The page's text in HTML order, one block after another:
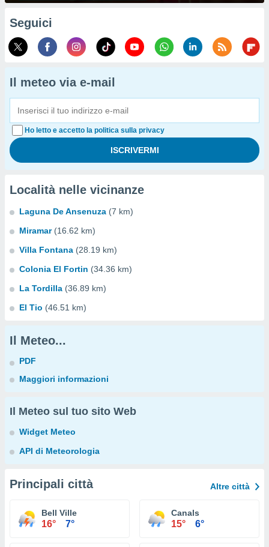
Seguici
Il meteo via e-mail
Ho letto e accetto la politica sulla privacy
Località nelle vicinanze
Laguna De Ansenuza (7 km)
Miramar (16.62 km)
Villa Fontana (28.19 km)
Colonia El Fortin (34.36 km)
La Tordilla (36.89 km)
El Tio (46.51 km)
Il Meteo...
PDF
Maggiori informazioni
Il Meteo sul tuo sito Web
Widget Meteo
API di Meteorologia
Principali città Altre città
Bell Ville
16° 7°
Canals
15° 6°